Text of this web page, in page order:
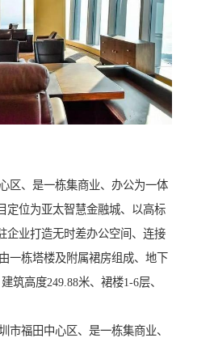
区、是一栋集商业、办公为一体
定位为亚太智慧金融城、以高标
企业打造无时差办公空间、连接
一栋塔楼及附属裙房组成、地下
筑高度249.88米、裙楼1-6层、
市福田中心区、是一栋集商业、